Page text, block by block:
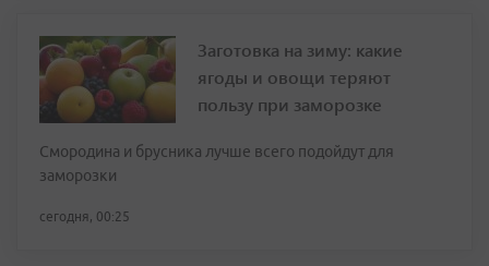
Заготовка на зиму: какие
ягоды и овощи теряют
пользу при заморозке
Смородина и брусника лучше всего подойдут для
заморозки
сегодня, 00:25